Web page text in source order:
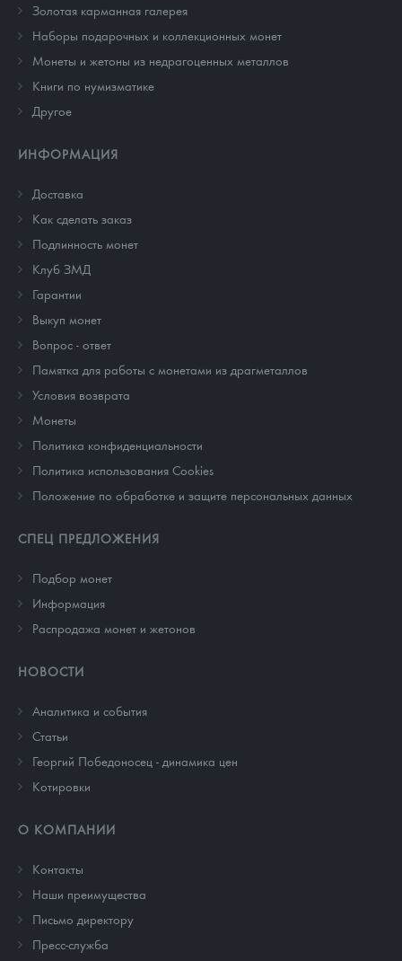
Золотая карманная галерея
Наборы подарочных и коллекционных монет
Монеты и жетоны из недрагоценных металлов
Книги по нумизматике
Другое
ИНФОРМАЦИЯ
Доставка
Как сделать заказ
Подлинность монет
Клуб ЗМД
Гарантии
Выкуп монет
Вопрос - ответ
Памятка для работы с монетами из драгметаллов
Условия возврата
Монеты
Политика конфиденциальности
Политика использования Cookies
Положение по обработке и защите персональных данных
СПЕЦ ПРЕДЛОЖЕНИЯ
Подбор монет
Информация
Распродажа монет и жетонов
НОВОСТИ
Аналитика и события
Cтатьи
Георгий Победоносец - динамика цен
Котировки
О КОМПАНИИ
Контакты
Наши преимущества
Письмо директору
Пресс-служба